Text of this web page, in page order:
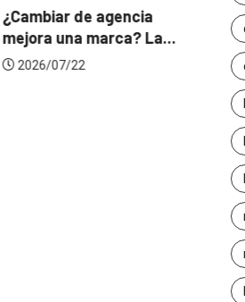
¿Cambiar de agencia
mejora una marca? La...
2026/07/22